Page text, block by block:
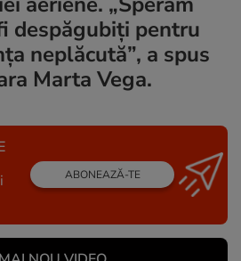
despăgubiți pentru
neplăcută”, a spus
Marta Vega.
ABONEAZĂ-TE